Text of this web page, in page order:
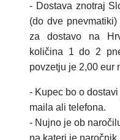
- Dostava znotraj
(do dve
za dostavo na
količina 1 do 2
povzetju je 2,00 eur
- Kupec bo o
maila ali telefona.
- Nujno je ob